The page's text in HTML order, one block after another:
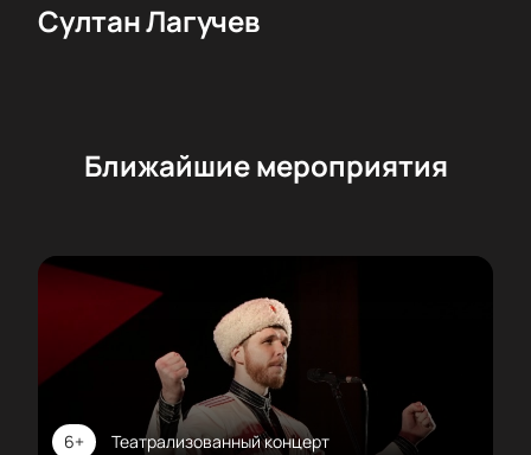
Султан Лагучев
Ближайшие мероприятия
Театрализованный концерт
6+